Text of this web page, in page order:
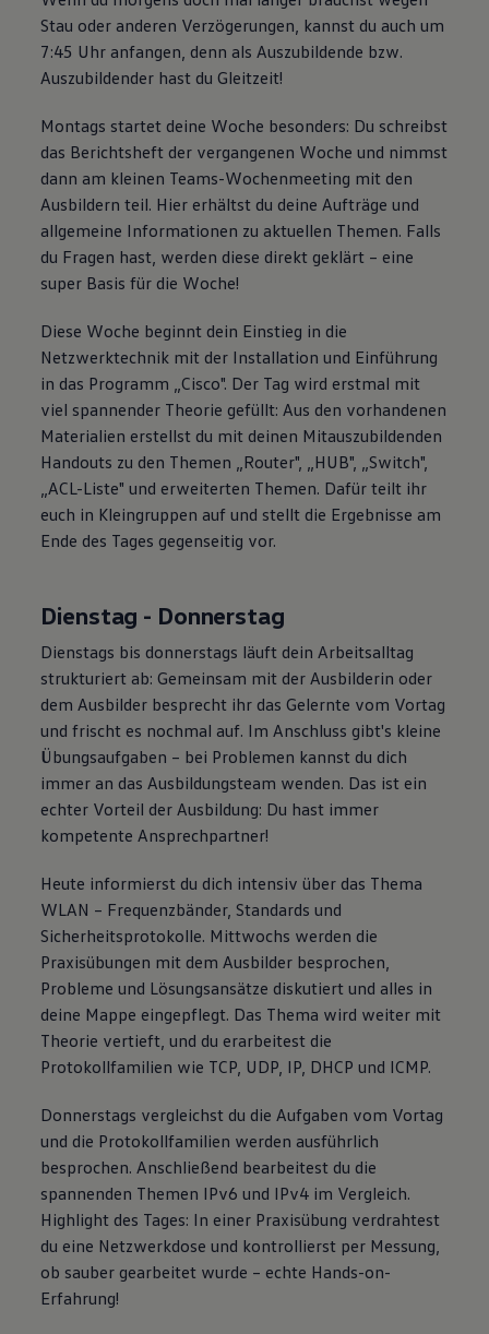
Stau oder anderen Verzögerungen, kannst du auch um
7:45 Uhr anfangen, denn als Auszubildende bzw.
Auszubildender hast du Gleitzeit!
Montags startet deine Woche besonders: Du schreibst
das Berichtsheft der vergangenen Woche und nimmst
dann am kleinen Teams-Wochenmeeting mit den
Ausbildern teil. Hier erhältst du deine Aufträge und
allgemeine Informationen zu aktuellen Themen. Falls
du Fragen hast, werden diese direkt geklärt – eine
super Basis für die Woche!
Diese Woche beginnt dein Einstieg in die
Netzwerktechnik mit der Installation und Einführung
in das Programm „Cisco". Der Tag wird erstmal mit
viel spannender Theorie gefüllt: Aus den vorhandenen
Materialien erstellst du mit deinen Mitauszubildenden
Handouts zu den Themen „Router", „HUB", „Switch",
„ACL-Liste" und erweiterten Themen. Dafür teilt ihr
euch in Kleingruppen auf und stellt die Ergebnisse am
Ende des Tages gegenseitig vor.
Dienstag - Donnerstag
Dienstags bis donnerstags läuft dein Arbeitsalltag
strukturiert ab: Gemeinsam mit der Ausbilderin oder
dem Ausbilder besprecht ihr das Gelernte vom Vortag
und frischt es nochmal auf. Im Anschluss gibt's kleine
Übungsaufgaben – bei Problemen kannst du dich
immer an das Ausbildungsteam wenden. Das ist ein
echter Vorteil der Ausbildung: Du hast immer
kompetente Ansprechpartner!
Heute informierst du dich intensiv über das Thema
WLAN – Frequenzbänder, Standards und
Sicherheitsprotokolle. Mittwochs werden die
Praxisübungen mit dem Ausbilder besprochen,
Probleme und Lösungsansätze diskutiert und alles in
deine Mappe eingepflegt. Das Thema wird weiter mit
Theorie vertieft, und du erarbeitest die
Protokollfamilien wie TCP, UDP, IP, DHCP und ICMP.
Donnerstags vergleichst du die Aufgaben vom Vortag
und die Protokollfamilien werden ausführlich
besprochen. Anschließend bearbeitest du die
spannenden Themen IPv6 und IPv4 im Vergleich.
Highlight des Tages: In einer Praxisübung verdrahtest
du eine Netzwerkdose und kontrollierst per Messung,
ob sauber gearbeitet wurde – echte Hands-on-
Erfahrung!